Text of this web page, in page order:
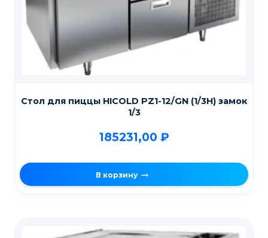
Стол для пиццы HICOLD PZ1-12/GN (1/3H) замок
1/3
185231,00 ₽
В корзину